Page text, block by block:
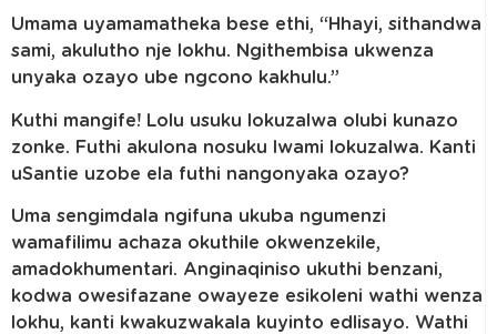
Umama uyamamatheka bese ethi, “Hhayi, sithandwa
sami, akulutho nje lokhu. Ngithembisa ukwenza
unyaka ozayo ube ngcono kakhulu.”
Kuthi mangife! Lolu usuku lokuzalwa olubi kunazo
zonke. Futhi akulona nosuku lwami lokuzalwa. Kanti
uSantie uzobe ela futhi nangonyaka ozayo?
Uma sengimdala ngifuna ukuba ngumenzi
wamafilimu achaza okuthile okwenzekile,
amadokhumentari. Anginaqiniso ukuthi benzani,
kodwa owesifazane owayeze esikoleni wathi wenza
lokhu, kanti kwakuzwakala kuyinto edlisayo. Wathi